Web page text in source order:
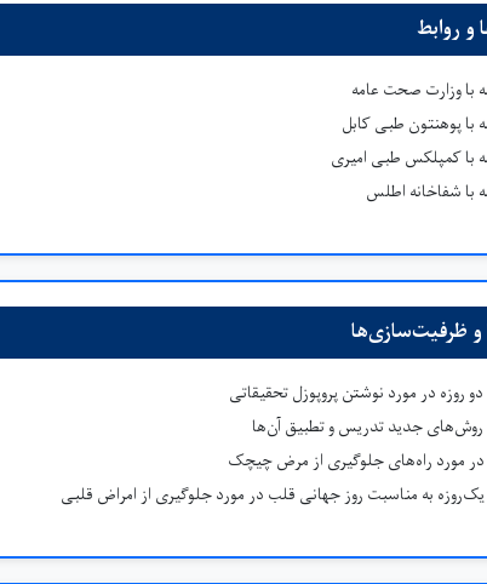
و روابط
با وزارت صحت عامه
با پوهنتون طبی کابل
با کمپلکس طبی امیری
با شفاخانه اطلس
و ظرفیت‌سازی‌ها
روزه در مورد نوشتن پروپوزل تحقیقاتی
جدید تدریس و تطبیق آن‌ها
در مورد راه‌های جلوگیری از مرض چیچک
یک‌روزه به مناسبت روز جهانی قلب در مورد جلوگیری از امراض قلبی